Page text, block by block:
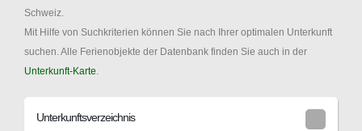
Schweiz.
Mit Hilfe von Suchkriterien können Sie nach Ihrer optimalen Unterkunft
suchen. Alle Ferienobjekte der Datenbank finden Sie auch in der
Unterkunft-Karte
Unterkunftsverzeichnis